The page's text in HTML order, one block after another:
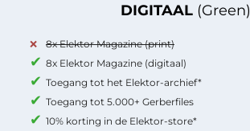
DIGITAAL (Green)
8x Elektor Magazine (print)
8x Elektor Magazine (digitaal)
Toegang tot het Elektor-archief*
Toegang tot 5.000+ Gerberfiles
10% korting in de Elektor-store*